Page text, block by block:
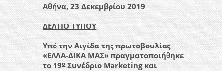
Αθήνα, 23 Δεκεμβρίου 2019
ΔΕΛΤΙΟ ΤΥΠΟΥ
Υπό την Αιγίδα της πρωτοβουλίας
«ΕΛΛΑ-ΔΙΚΑ ΜΑΣ» πραγματοποιήθηκε
το 19οΣυνέδριο Marketingκαι